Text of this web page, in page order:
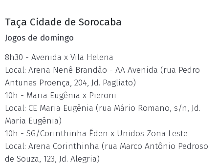
Taça Cidade de Sorocaba
Jogos de domingo
8h30 - Avenida x Vila Helena
Local: Arena Nenê Brandão - AA Avenida (rua Pedro
Antunes Proença, 204, Jd. Pagliato)
10h - Maria Eugênia x Pieroni
Local: CE Maria Eugênia (rua Mário Romano, s/n, Jd.
Maria Eugênia)
10h - SG/Corinthinha Éden x Unidos Zona Leste
Local: Arena Corinthinha (rua Marco Antônio Pedroso
de Souza, 123, Jd. Alegria)